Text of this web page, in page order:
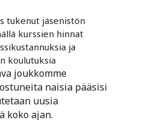
tukenut jäsenistön
kurssien hinnat
ja
koulutuksia
joukkomme
naisia pääsisi
uusia
koko ajan.